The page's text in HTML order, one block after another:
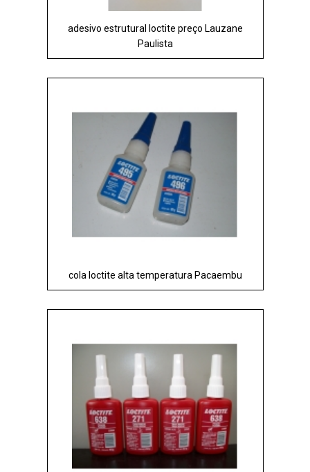
adesivo estrutural loctite preço Lauzane
Paulista
cola loctite alta temperatura Pacaembu